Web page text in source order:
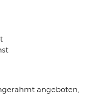
angeboten,